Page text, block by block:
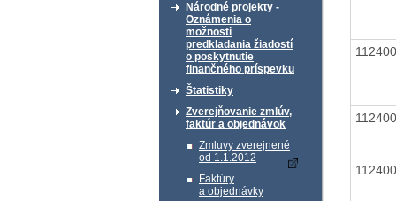
Národné projekty -
Oznámenia o
možnosti
predkladania žiadostí
o poskytnutie
finančného príspevku
Štatistiky
Zverejňovanie zmlúv,
faktúr a objednávok
Zmluvy zverejnené
od 1.1.2012
Faktúry
a objednávky